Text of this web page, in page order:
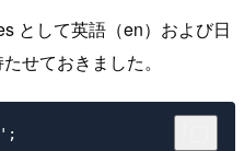
として英語（en）および日
せておきました。